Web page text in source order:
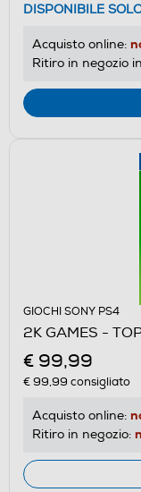
DISPONIBILE
Acquisto online:
Ritiro in negozio
GIOCHI SONY PS4
2K GAMES -
€ 99,99
€ 99,99 consigliato
Acquisto online:
Ritiro in negozio: